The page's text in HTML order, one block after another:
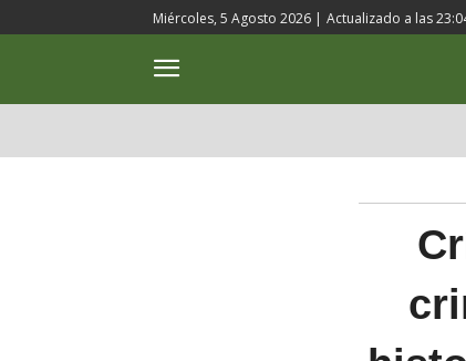
Miércoles, 5 Agosto 2026 | Actualizado a las